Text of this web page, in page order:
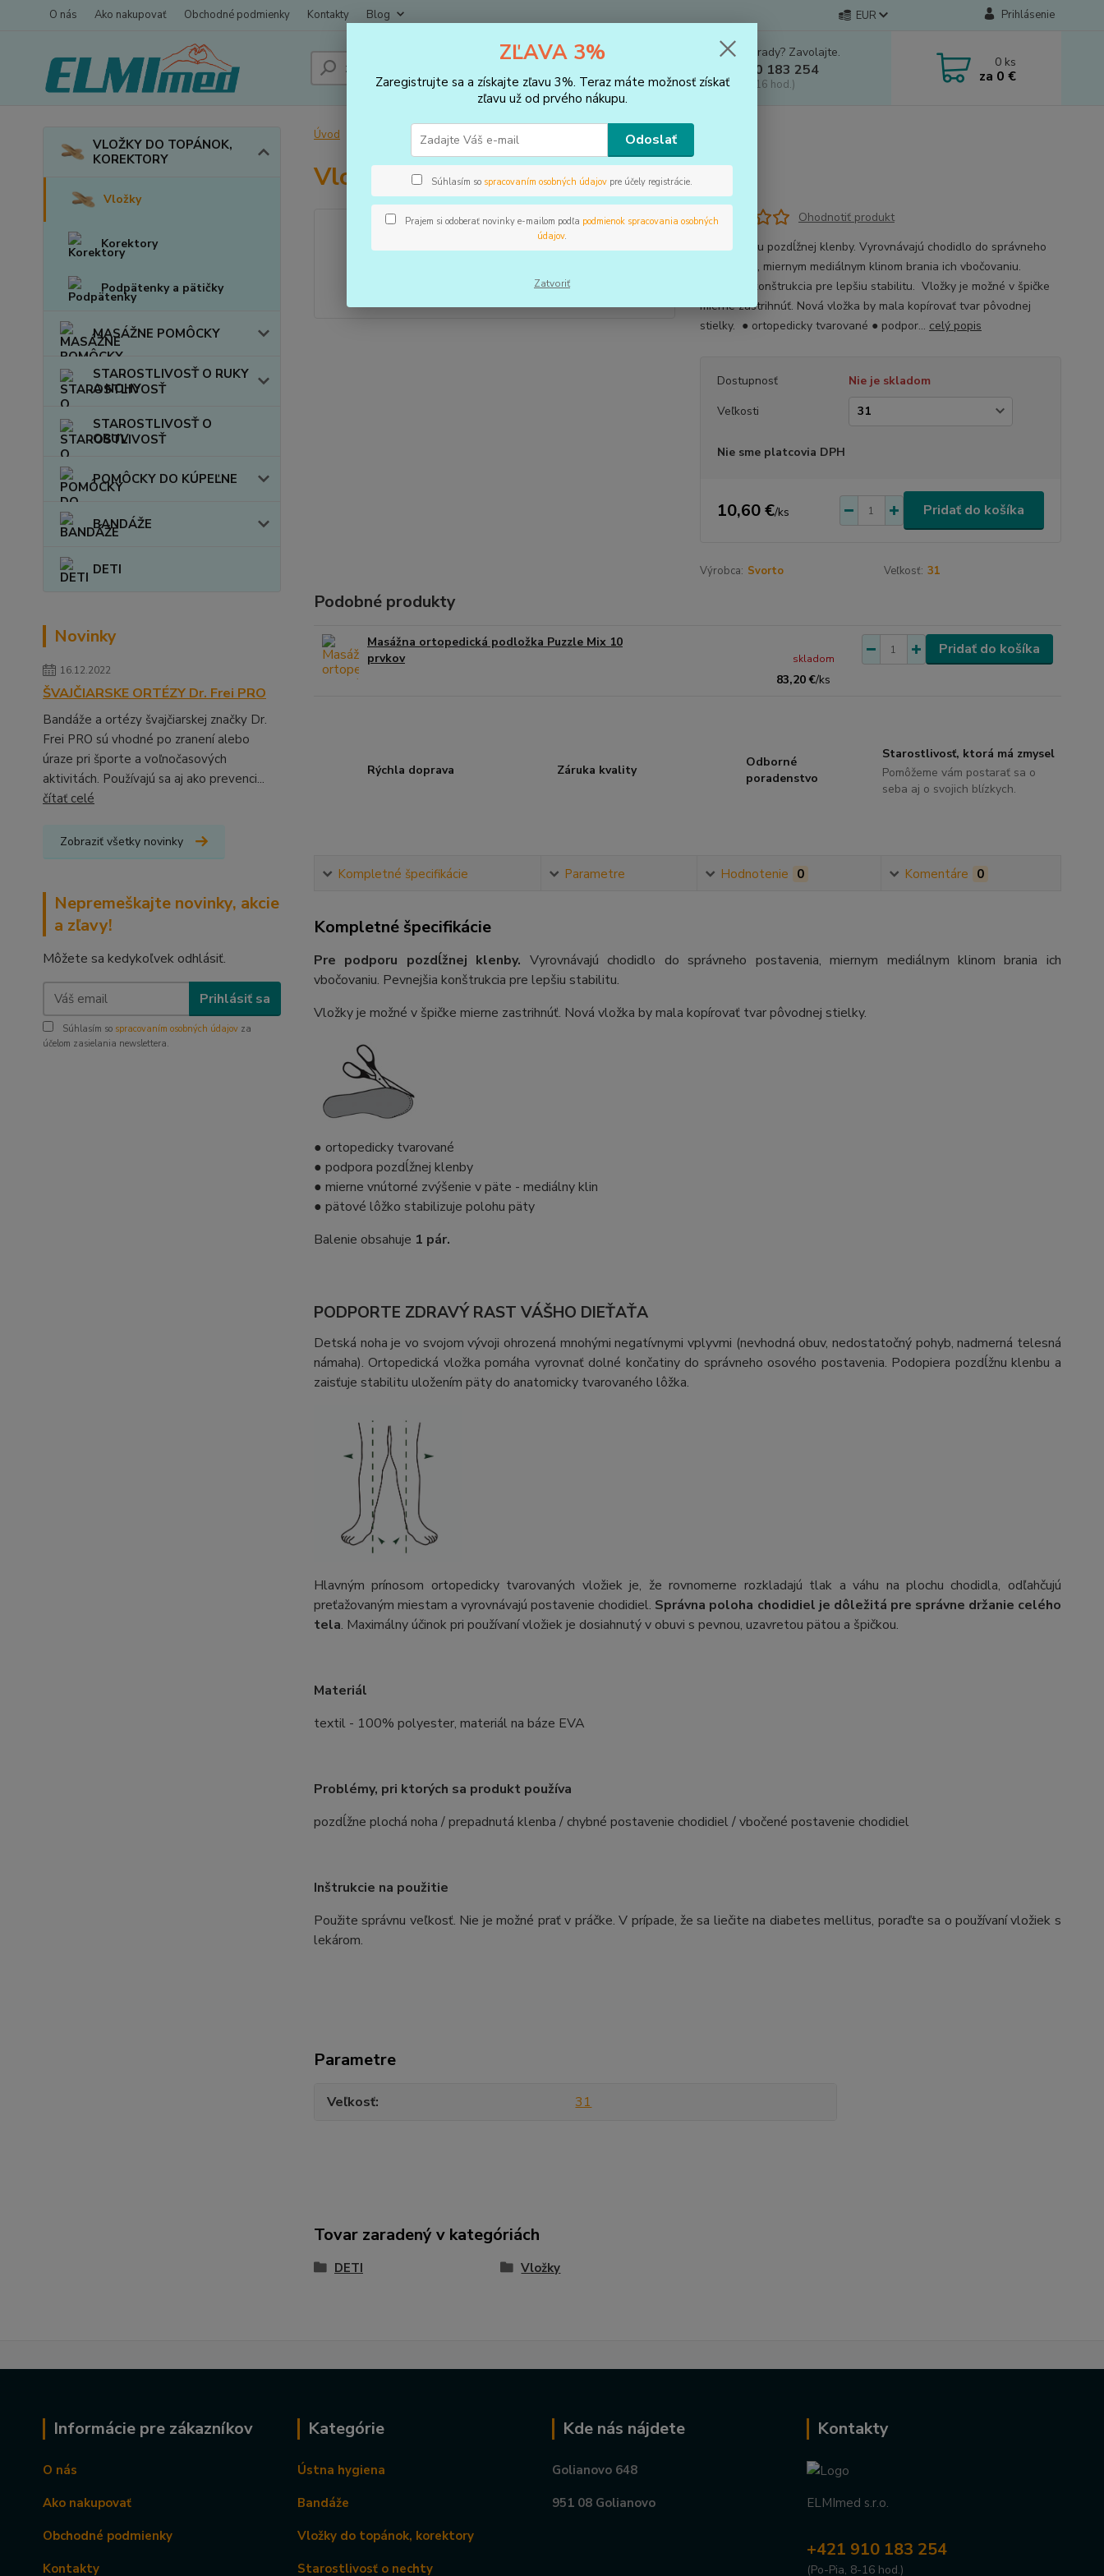
O nás Ako nakupovať Obchodné podmienky Kontakty Blog EUR Prihlásenie
Neviete si rady? Zavolajte.
+421 910 183 254
(Po-Pia, 8-16 hod.)
0 ks
za 0 €
VLOŽKY DO TOPÁNOK,
KOREKTORY
Vložky
Korektory
Podpätenky a pätičky
MASÁŽNE POMÔCKY
STAROSTLIVOSŤ O RUKY
A NOHY
STAROSTLIVOSŤ O
OBUV
POMÔCKY DO KÚPEĽNE
BANDÁŽE
DETI
Novinky
16.12.2022
ŠVAJČIARSKE ORTÉZY Dr. Frei PRO
Bandáže a ortézy švajčiarskej značky Dr.
Frei PRO sú vhodné po zranení alebo
úraze pri športe a voľnočasových
aktivitách. Používajú sa aj ako prevenci...
čítať celé
Zobraziť všetky novinky
Nepremeškajte novinky, akcie
a zľavy!
Môžete sa kedykoľvek odhlásiť.
Prihlásiť sa
Súhlasím so spracovaním osobných údajov za
účelom zasielania newslettera.
Úvod VLOŽKY DO TOPÁNOK, KOREKTORY Vložky ortopedické detské
Vložky ortopedické detské
Ohodnotiť produkt
Pre podporu pozdĺžnej klenby. Vyrovnávajú chodidlo do správneho
postavenia, miernym mediálnym klinom brania ich vbočovaniu.
Pevnejšia konštrukcia pre lepšiu stabilitu. Vložky je možné v špičke
mierne zastrihnúť. Nová vložka by mala kopírovať tvar pôvodnej
stielky. ● ortopedicky tvarované ● podpor... celý popis
Dostupnosť
Nie je skladom
Veľkosti
Nie sme platcovia DPH
10,60 €/ks Pridať do košíka
Výrobca: Svorto Veľkosť: 31
Podobné produkty
Masážna ortopedická podložka Puzzle Mix 10
prvkov
83,20 €/ks
skladom
Pridať do košíka
Rýchla doprava Záruka kvality
Odborné
poradenstvo
Starostlivosť, ktorá má zmysel
Pomôžeme vám postarať sa o
seba aj o svojich blízkych.
Kompletné špecifikácie Parametre Hodnotenie 0 Komentáre 0
Kompletné špecifikácie
Pre podporu pozdĺžnej klenby. Vyrovnávajú chodidlo do správneho postavenia, miernym mediálnym klinom brania ich
vbočovaniu. Pevnejšia konštrukcia pre lepšiu stabilitu.
Vložky je možné v špičke mierne zastrihnúť. Nová vložka by mala kopírovať tvar pôvodnej stielky.
● ortopedicky tvarované
● podpora pozdĺžnej klenby
● mierne vnútorné zvýšenie v päte - mediálny klin
● pätové lôžko stabilizuje polohu päty
Balenie obsahuje 1 pár.
PODPORTE ZDRAVÝ RAST VÁŠHO DIEŤAŤA
Detská noha je vo svojom vývoji ohrozená mnohými negatívnymi vplyvmi (nevhodná obuv, nedostatočný pohyb, nadmerná telesná
námaha). Ortopedická vložka pomáha vyrovnať dolné končatiny do správneho osového postavenia. Podopiera pozdĺžnu klenbu a
zaisťuje stabilitu uložením päty do anatomicky tvarovaného lôžka.
Hlavným prínosom ortopedicky tvarovaných vložiek je, že rovnomerne rozkladajú tlak a váhu na plochu chodidla, odľahčujú
preťažovaným miestam a vyrovnávajú postavenie chodidiel. Správna poloha chodidiel je dôležitá pre správne držanie celého
tela. Maximálny účinok pri používaní vložiek je dosiahnutý v obuvi s pevnou, uzavretou pätou a špičkou.
Materiál
textil - 100% polyester, materiál na báze EVA
Problémy, pri ktorých sa produkt používa
pozdĺžne plochá noha / prepadnutá klenba / chybné postavenie chodidiel / vbočené postavenie chodidiel
Inštrukcie na použitie
Použite správnu veľkosť. Nie je možné prať v práčke. V prípade, že sa liečite na diabetes mellitus, poraďte sa o používaní vložiek s
lekárom.
Parametre
Veľkosť 31
Tovar zaradený v kategóriách
DETI Vložky
Informácie pre zákazníkov
O nás
Ako nakupovať
Obchodné podmienky
Kontakty
Kategórie
Ústna hygiena
Bandáže
Vložky do topánok, korektory
Starostlivosť o nechty
Kde nás nájdete
Golianovo 648
951 08 Golianovo
Kontakty
ELMImed s.r.o.
+421 910 183 254
(Po-Pia, 8-16 hod.)
ZĽAVA 3%
Zaregistrujte sa a získajte zľavu 3%. Teraz máte možnosť získať
zľavu už od prvého nákupu.
Odoslať
Súhlasím so spracovaním osobných údajov pre účely registrácie.
Prajem si odoberať novinky e-mailom podľa podmienok spracovania osobných
údajov.
Zatvoriť